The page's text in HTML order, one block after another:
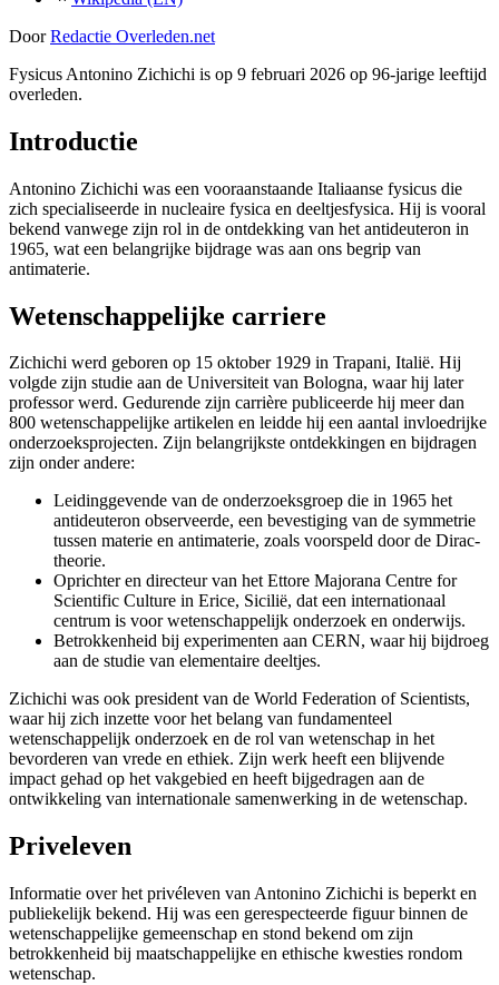
Door Redactie Overleden.net
Fysicus Antonino Zichichi is op 9 februari 2026 op 96-jarige leeftijd
overleden.
Introductie
Antonino Zichichi was een vooraanstaande Italiaanse fysicus die
zich specialiseerde in nucleaire fysica en deeltjesfysica. Hij is vooral
bekend vanwege zijn rol in de ontdekking van het antideuteron in
1965, wat een belangrijke bijdrage was aan ons begrip van
antimaterie.
Wetenschappelijke carriere
Zichichi werd geboren op 15 oktober 1929 in Trapani, Italië. Hij
volgde zijn studie aan de Universiteit van Bologna, waar hij later
professor werd. Gedurende zijn carrière publiceerde hij meer dan
800 wetenschappelijke artikelen en leidde hij een aantal invloedrijke
onderzoeksprojecten. Zijn belangrijkste ontdekkingen en bijdragen
zijn onder andere:
Leidinggevende van de onderzoeksgroep die in 1965 het
antideuteron observeerde, een bevestiging van de symmetrie
tussen materie en antimaterie, zoals voorspeld door de Dirac-
theorie.
Oprichter en directeur van het Ettore Majorana Centre for
Scientific Culture in Erice, Sicilië, dat een internationaal
centrum is voor wetenschappelijk onderzoek en onderwijs.
Betrokkenheid bij experimenten aan CERN, waar hij bijdroeg
aan de studie van elementaire deeltjes.
Zichichi was ook president van de World Federation of Scientists,
waar hij zich inzette voor het belang van fundamenteel
wetenschappelijk onderzoek en de rol van wetenschap in het
bevorderen van vrede en ethiek. Zijn werk heeft een blijvende
impact gehad op het vakgebied en heeft bijgedragen aan de
ontwikkeling van internationale samenwerking in de wetenschap.
Priveleven
Informatie over het privéleven van Antonino Zichichi is beperkt en
publiekelijk bekend. Hij was een gerespecteerde figuur binnen de
wetenschappelijke gemeenschap en stond bekend om zijn
betrokkenheid bij maatschappelijke en ethische kwesties rondom
wetenschap.